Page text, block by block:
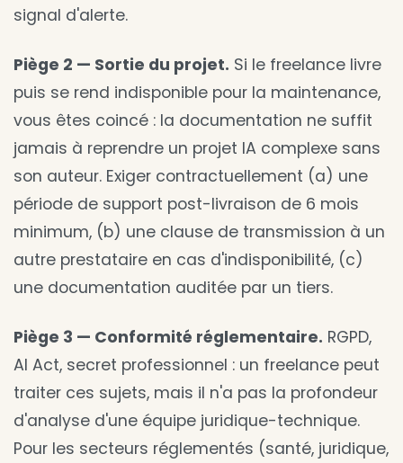
signal d'alerte.
Piège 2 — Sortie du projet. Si le freelance livre
puis se rend indisponible pour la maintenance,
vous êtes coincé : la documentation ne suffit
jamais à reprendre un projet IA complexe sans
son auteur. Exiger contractuellement (a) une
période de support post-livraison de 6 mois
minimum, (b) une clause de transmission à un
autre prestataire en cas d'indisponibilité, (c)
une documentation auditée par un tiers.
Piège 3 — Conformité réglementaire. RGPD,
AI Act, secret professionnel : un freelance peut
traiter ces sujets, mais il n'a pas la profondeur
d'analyse d'une équipe juridique-technique.
Pour les secteurs réglementés (santé, juridique,